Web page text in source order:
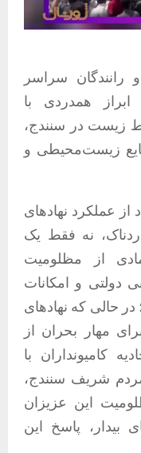
رانندگان سراسر
همدردی با
زیست در سنندج،
زیست‌محیطی و
از عملکرد نهادهای
نه فقط یک
از مظلومیت
دولتی و امکانات
در حالی که نهادهای
مهار بحران از
کامیونداران با
شریف سنندج،
این عزیزان
پاسخ این